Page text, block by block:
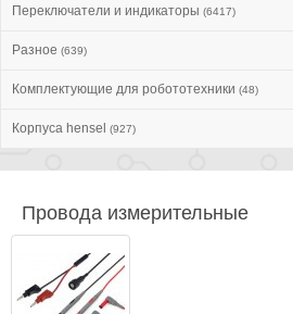
Переключатели и индикаторы (6417)
Разное (639)
Комплектующие для робототехники (48)
Корпуса hensel (927)
Провода измерительные